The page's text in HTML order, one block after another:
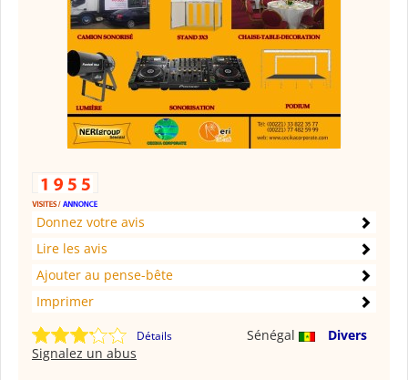
Donnez votre avis
Lire les avis
Ajouter au pense-bête
Imprimer
Détails Sénégal
Divers
Signalez un abus